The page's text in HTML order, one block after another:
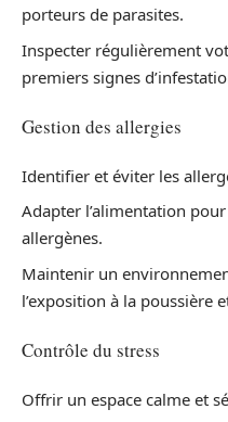
porteurs de parasites.
Inspecter régulièrement
premiers signes
Gestion des allergies
Identifier et éviter les
Adapter l’alimentation
allergènes.
Maintenir un
l’exposition à la poussière
Contrôle du stress
Offrir un espace calme et